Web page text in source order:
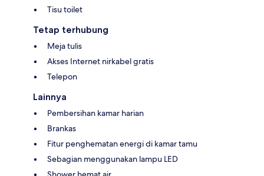
Tisu toilet
Tetap terhubung
Meja tulis
Akses Internet nirkabel gratis
Telepon
Lainnya
Pembersihan kamar harian
Brankas
Fitur penghematan energi di kamar tamu
Sebagian menggunakan lampu LED